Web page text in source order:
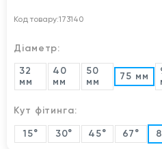
Код товару:173140
Діаметр:
32
мм
40
мм
50
мм
75 мм
Кут фітинга:
15°
30° 45° 67°